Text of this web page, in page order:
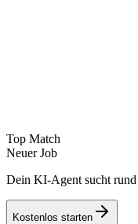
Top Match
Neuer Job
Dein KI-Agent sucht rund
Kostenlos starten